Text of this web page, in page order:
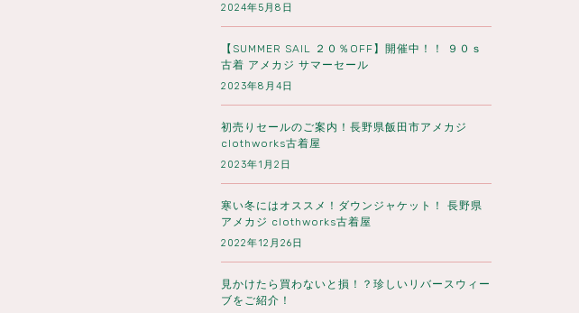
2024年5月8日
【SUMMER SAIL ２０％OFF】開催中！！ ９０ｓ
古着 アメカジ サマーセール
2023年8月4日
初売りセールのご案内！長野県飯田市アメカジ
clothworks古着屋
2023年1月2日
寒い冬にはオススメ！ダウンジャケット！ 長野県
アメカジ clothworks古着屋
2022年12月26日
見かけたら買わないと損！？珍しいリバースウィー
ブをご紹介！